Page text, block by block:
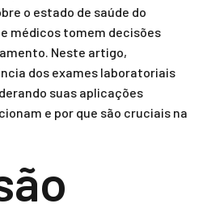
o estado de saúde do
médicos tomem decisões
Neste artigo,
dos exames laboratoriais
suas aplicações
e por que são cruciais na